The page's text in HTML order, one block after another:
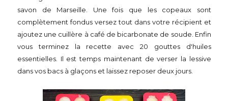
savon de Marseille. Une fois que les copeaux sont
complètement fondus versez tout dans votre récipient et
ajoutez une cuillère à café de bicarbonate de soude. Enfin
vous terminez la recette avec 20 gouttes d'huiles
essentielles. Il est temps maintenant de verser la lessive
dans vos bacs à glaçons et laissez reposer deux jours.